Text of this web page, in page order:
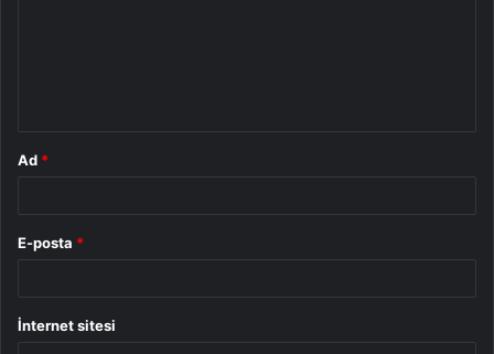
Ad *
E-posta *
İnternet sitesi